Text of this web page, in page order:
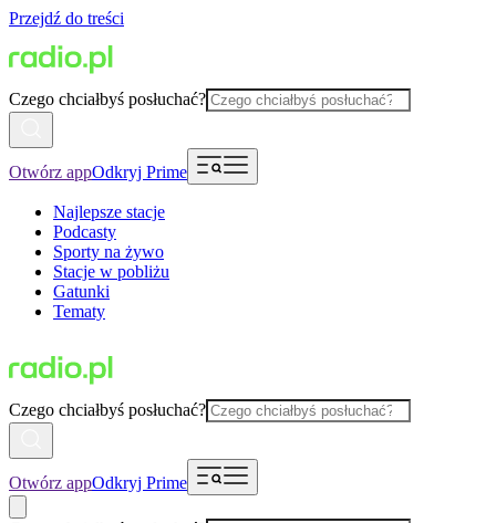
Przejdź do treści
Czego chciałbyś posłuchać?
Otwórz appOdkryj Prime
Najlepsze stacje
Podcasty
Sporty na żywo
Stacje w pobliżu
Gatunki
Tematy
Czego chciałbyś posłuchać?
Otwórz appOdkryj Prime